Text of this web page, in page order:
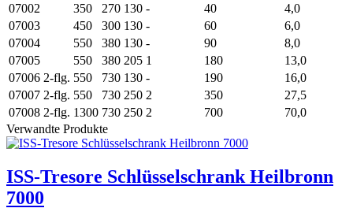
07002
350 270 130 - 40
4,0
07003
450 300 130 - 60
6,0
07004
550 380 130 - 90
8,0
07005
550 380 205 1 180
13,0
07006 2-flg. 550 730 130 - 190
16,0
07007 2-flg. 550 730 250 2 350
27,5
07008 2-flg. 1300 730 250 2 700
70,0
Verwandte Produkte
ISS-Tresore Schlüsselschrank Heilbronn
7000